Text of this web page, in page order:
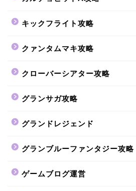
キックフライト攻略
クァンタムマキ攻略
クローバーシアター攻略
グランサガ攻略
グランドレジェンド
グランブルーファンタジー攻略
ゲームブログ運営